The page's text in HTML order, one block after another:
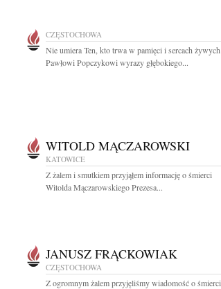
CZĘSTOCHOWA
Nie umiera Ten, kto trwa w pamięci i sercach żywych
Pawłowi Popczykowi wyrazy głębokiego...
WITOLD MĄCZAROWSKI
KATOWICE
Z żalem i smutkiem przyjąłem informację o śmierci
Witolda Mączarowskiego Prezesa...
JANUSZ FRĄCKOWIAK
CZĘSTOCHOWA
Z ogromnym żalem przyjęliśmy wiadomość o śmierci